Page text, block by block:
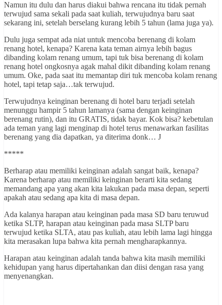
Namun itu dulu dan harus diakui bahwa rencana itu tidak pernah
terwujud sama sekali pada saat kuliah, terwujudnya baru saat
sekarang ini, setelah berselang kurang lebih 5 tahun (lama juga ya).
Dulu juga sempat ada niat untuk mencoba berenang di kolam
renang hotel, kenapa? Karena kata teman airnya lebih bagus
dibanding kolam renang umum, tapi tuk bisa berenang di kolam
renang hotel ongkosnya agak mahal dikit dibanding kolam renang
umum. Oke, pada saat itu memantap diri tuk mencoba kolam renang
hotel, tapi tetap saja…tak terwujud.
Terwujudnya keinginan berenang di hotel baru terjadi setelah
menunggu hampir 5 tahun lamanya (sama dengan keinginan
berenang rutin), dan itu GRATIS, tidak bayar. Kok bisa? kebetulan
ada teman yang lagi menginap di hotel terus menawarkan fasilitas
berenang yang dia dapatkan, ya diterima donk… J
*****
Berharap atau memiliki keinginan adalah sangat baik, kenapa?
Karena berharap atau memiliki keinginan berarti kita sedang
memandang apa yang akan kita lakukan pada masa depan, seperti
apakah atau sedang apa kita di masa depan.
Ada kalanya harapan atau keinginan pada masa SD baru teruwud
ketika SLTP, harapan atau keinginan pada masa SLTP baru
terwujud ketika SLTA, atau pas kuliah, atau lebih lama lagi hingga
kita merasakan lupa bahwa kita pernah mengharapkannya.
Harapan atau keinginan adalah tanda bahwa kita masih memiliki
kehidupan yang harus dipertahankan dan diisi dengan rasa yang
menyenangkan.